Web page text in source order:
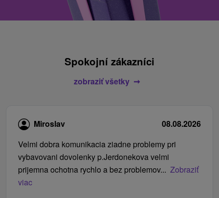
Spokojní zákazníci
zobraziť všetky
Miroslav
08.08.2026
Velmi dobra komunikacia ziadne problemy pri
vybavovani dovolenky p.Jerdonekova velmi
prijemna ochotna rychlo a bez problemov... Zobraziť
viac